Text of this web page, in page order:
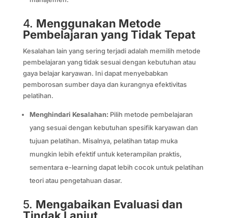
4. Menggunakan Metode
Pembelajaran yang Tidak Tepat
Kesalahan lain yang sering terjadi adalah memilih metode
pembelajaran yang tidak sesuai dengan kebutuhan atau
gaya belajar karyawan. Ini dapat menyebabkan
pemborosan sumber daya dan kurangnya efektivitas
pelatihan.
Menghindari Kesalahan: Pilih metode pembelajaran
yang sesuai dengan kebutuhan spesifik karyawan dan
tujuan pelatihan. Misalnya, pelatihan tatap muka
mungkin lebih efektif untuk keterampilan praktis,
sementara e-learning dapat lebih cocok untuk pelatihan
teori atau pengetahuan dasar.
5. Mengabaikan Evaluasi dan